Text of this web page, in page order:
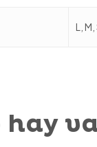
L, M,
hay